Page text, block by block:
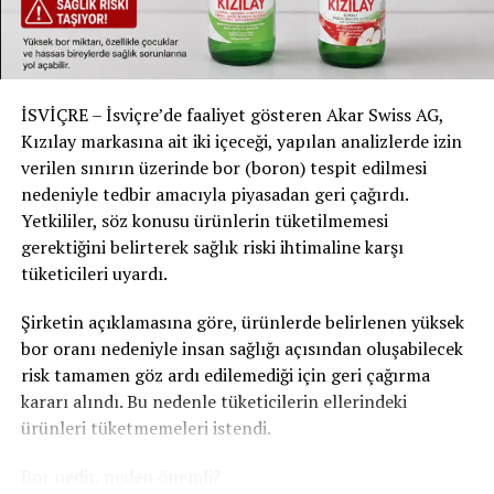
DON'T MISS
ZÜRİH HAVALİMANI’NDA EN ÇOK RÖTAR YAPAN VE UÇUŞ
İPTAL EDEN HAVAYOLLARI AÇIKLANDI
İSVİÇRE – İsviçre’de faaliyet gösteren Akar Swiss AG,
Kızılay markasına ait iki içeceği, yapılan analizlerde izin
verilen sınırın üzerinde bor (boron) tespit edilmesi
nedeniyle tedbir amacıyla piyasadan geri çağırdı.
Yetkililer, söz konusu ürünlerin tüketilmemesi
gerektiğini belirterek sağlık riski ihtimaline karşı
tüketicileri uyardı.
Şirketin açıklamasına göre, ürünlerde belirlenen yüksek
bor oranı nedeniyle insan sağlığı açısından oluşabilecek
risk tamamen göz ardı edilemediği için geri çağırma
kararı alındı. Bu nedenle tüketicilerin ellerindeki
ürünleri tüketmemeleri istendi.